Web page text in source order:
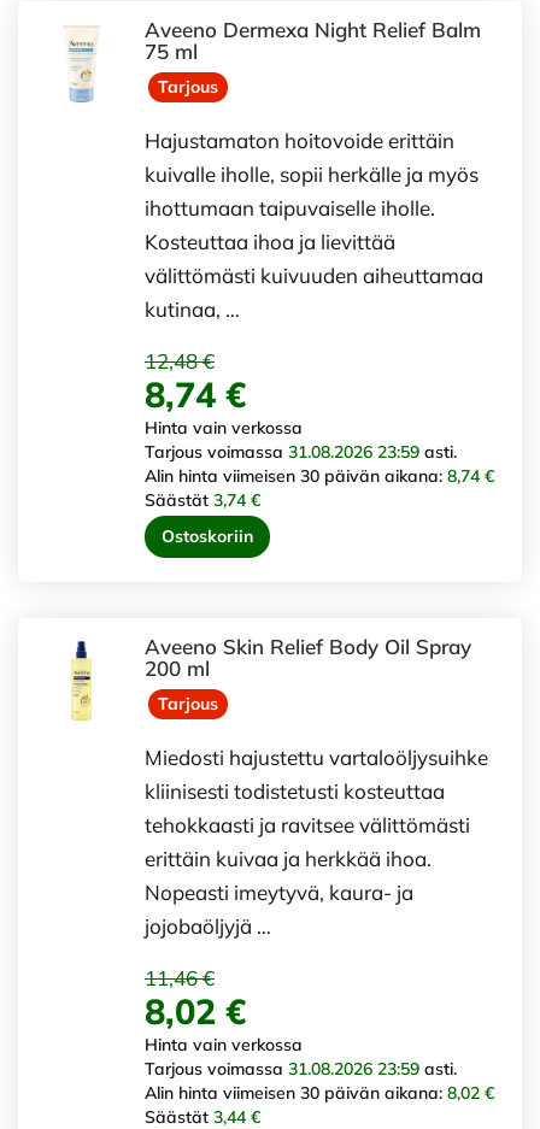
Aveeno Dermexa Night Relief Balm
75 ml
Tarjous
Hajustamaton hoitovoide erittäin
kuivalle iholle, sopii herkälle ja myös
ihottumaan taipuvaiselle iholle.
Kosteuttaa ihoa ja lievittää
välittömästi kuivuuden aiheuttamaa
kutinaa, …
12,48 €
8,74 €
Hinta vain verkossa
Tarjous voimassa 31.08.2026 23:59 asti.
Alin hinta viimeisen 30 päivän aikana: 8,74 €
Säästät 3,74 €
Ostoskoriin
Aveeno Skin Relief Body Oil Spray
200 ml
Tarjous
Miedosti hajustettu vartaloöljysuihke
kliinisesti todistetusti kosteuttaa
tehokkaasti ja ravitsee välittömästi
erittäin kuivaa ja herkkää ihoa.
Nopeasti imeytyvä, kaura- ja
jojobaöljyjä …
11,46 €
8,02 €
Hinta vain verkossa
Tarjous voimassa 31.08.2026 23:59 asti.
Alin hinta viimeisen 30 päivän aikana: 8,02 €
Säästät 3,44 €